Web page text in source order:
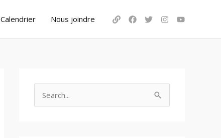
Calendrier Nous joindre